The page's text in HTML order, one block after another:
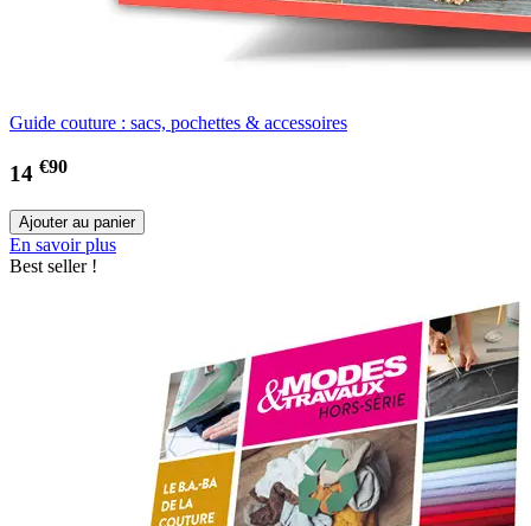
Guide couture : sacs, pochettes & accessoires
14 €90
En savoir plus
Best seller !